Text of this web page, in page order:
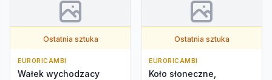
Ostatnia sztuka
EURORICAMBI
Wałek wychodzacy
Ostatnia sztuka
EURORICAMBI
Koło słoneczne,